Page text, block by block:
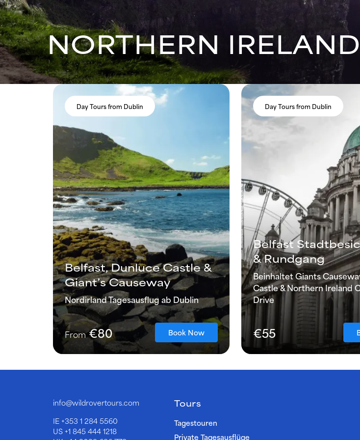
NORTHERN IRELAND
Day Tours from Dublin
Belfast, Dunluce Castle &
Giant’s Causeway
Nordirland Tagesausflug ab Dublin
From€80 Book Now
Day Tours from Dublin
Belfast
& Rundgang
Beinhaltet Giants
Castle & Northern Ireland
Drive
€55
info@wildrovertours.com
IE+353 1 284 5560
US+1 845 444 1218
Tours
Tagestouren
Private Tagesausflüge